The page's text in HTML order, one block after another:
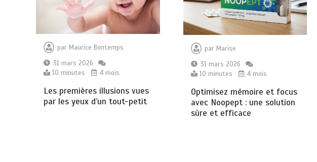
parMaurice Bontemps
31 mars 2026
10 minutes
4 mois
Les premières illusions vues
par les yeux d’un tout-petit
par Marise
31 mars 2026
10 minutes
4 mois
Optimisez mémoire et focus
avec Noopept : une solution
sûre et efficace